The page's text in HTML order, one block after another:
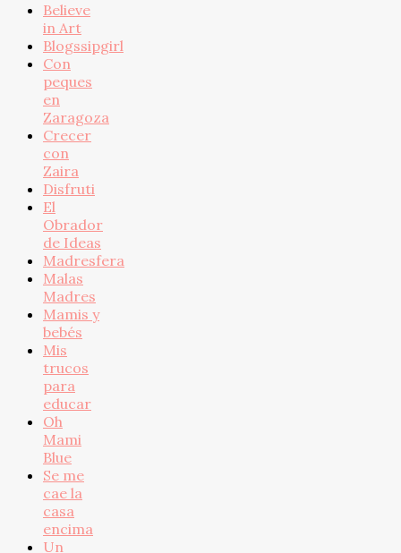
Believe
in Art
Blogssipgirl
Con
peques
en
Zaragoza
Crecer
con
Zaira
Disfruti
El
Obrador
de Ideas
Madresfera
Malas
Madres
Mamis y
bebés
Mis
trucos
para
educar
Oh
Mami
Blue
Se me
cae la
casa
encima
Un